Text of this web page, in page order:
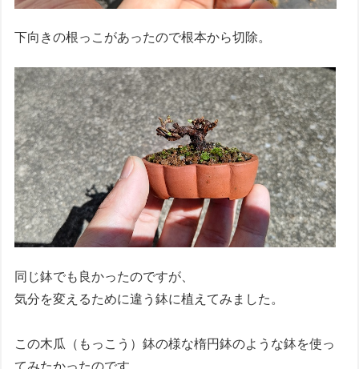
下向きの根っこがあったので根本から切除。
同じ鉢でも良かったのですが、
気分を変えるために違う鉢に植えてみました。
この木瓜（もっこう）鉢の様な楕円鉢のような鉢を使っ
てみたかったのです。